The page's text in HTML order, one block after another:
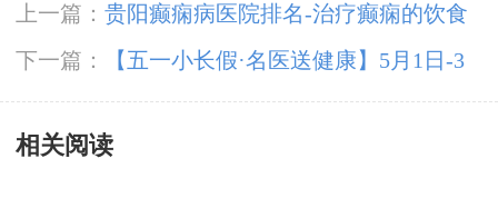
上一篇： 贵阳癫痫病医院排名-治疗癫痫的饮食
应注意什么?
下一篇：
【五一小长假·名医送健康】5月1日-3
日，北京朝阳医院高伟博士在颠康医院亲诊，切
勿错过！(1)
相关阅读